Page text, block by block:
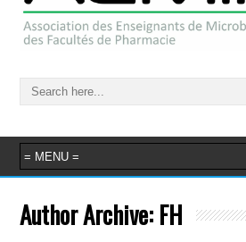
Author Archive: FH